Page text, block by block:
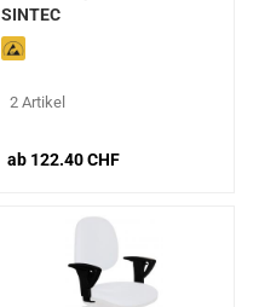
SINTEC
2 Artikel
ab 122.40 CHF